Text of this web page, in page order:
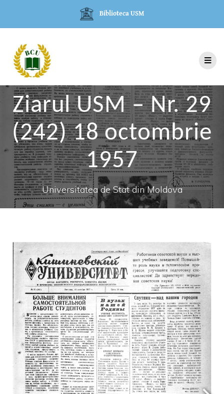
Biblioteca USM
Ziarul USM – Nr. 29
(242) 18 octombrie
1957
Universitatea de Stat din Moldova